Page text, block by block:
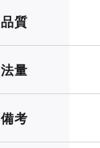
品質
法量
備考